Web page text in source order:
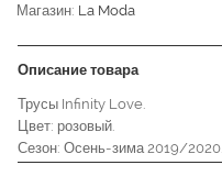
Магазин: La Moda
Описание товара
Трусы Infinity Love.
Цвет: розовый.
Сезон: Осень-зима 2019/2020.